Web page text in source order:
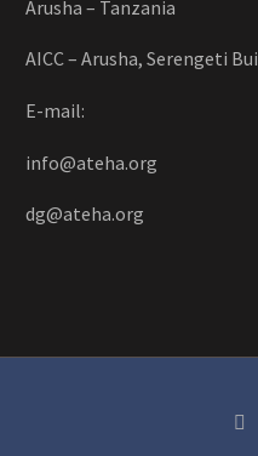
Arusha – Tanzania
AICC – Arusha, Serengeti
E-mail:
info@ateha.org
dg@ateha.org